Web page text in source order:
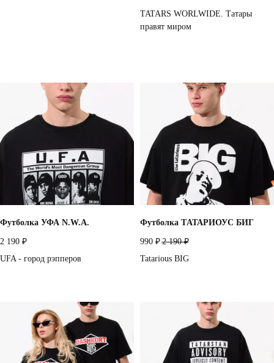
TATARS WORLWIDE. Татары
правят миром
Футболка УФА N.W.A.
2 190 ₽
UFA - город рэпперов
Футболка TАТАРИОУС БИГ
990 ₽ 2 190 ₽
Tatarious BIG